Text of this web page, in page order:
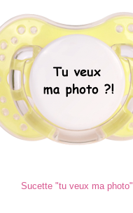
Sucette "tu veux ma photo"